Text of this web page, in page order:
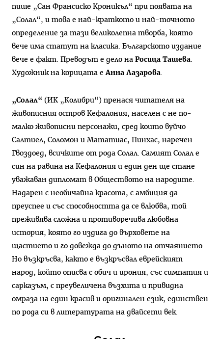
пише „Сан Франсиско Кроникъл“ при появата на
„Солал“, и това е най-краткото и най-точното
определение за тази великолепна творба, която
вече има статут на класика. Българското издание
вече е факт. Преводът е дело на Росица Ташева.
Художник на корицата еАнна Лазарова.
„Солал“ (ИК „Колибри“) пренася читателя на
живописния остров Кефалония, населен с не по-
малко живописни персонажи, сред които вуйчо
Салтиел, Соломон и Мататиас, Пинхас, наречен
Гвоздоед, всичките от рода Солал. Самият Солал е
син на равина на Кефалония и един ден ще стане
уважаван дипломат в Обществото на народите.
Надарен с необичайна красота, с амбиция да
преуспее и със способността да се влюбва, той
преживява сложна и противоречива любовна
история, която го издига до върховете на
щастието и го довежда до дъното на отчаянието.
Но възкръсва, както е възкръсвал еврейският
народ, който описва с обич и ирония, със симпатия и
сарказъм, с преувеличена възхита и привидна
омраза на един красив и оригинален език, единствен
по рода си в литературата на двайсети век.